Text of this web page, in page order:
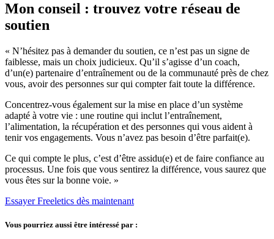
Mon conseil : trouvez votre réseau de
soutien
« N’hésitez pas à demander du soutien, ce n’est pas un signe de
faiblesse, mais un choix judicieux. Qu’il s’agisse d’un coach,
d’un(e) partenaire d’entraînement ou de la communauté près de chez
vous, avoir des personnes sur qui compter fait toute la différence.
Concentrez-vous également sur la mise en place d’un système
adapté à votre vie : une routine qui inclut l’entraînement,
l’alimentation, la récupération et des personnes qui vous aident à
tenir vos engagements. Vous n’avez pas besoin d’être parfait(e).
Ce qui compte le plus, c’est d’être assidu(e) et de faire confiance au
processus. Une fois que vous sentirez la différence, vous saurez que
vous êtes sur la bonne voie. »
Essayer Freeletics dès maintenant
Vous pourriez aussi être intéressé par :